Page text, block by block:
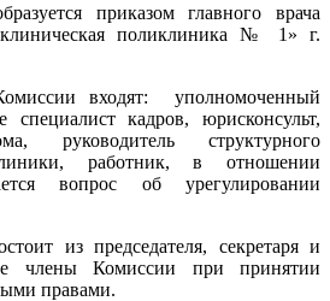
приказом главного врача
поликлиника № 1» г.
входят:
уполномоченный
кадров, юрисконсульт,
руководитель структурного
работник, в отношении
вопрос об урегулировании
из председателя, секретаря и
члены Комиссии при принятии
правами.